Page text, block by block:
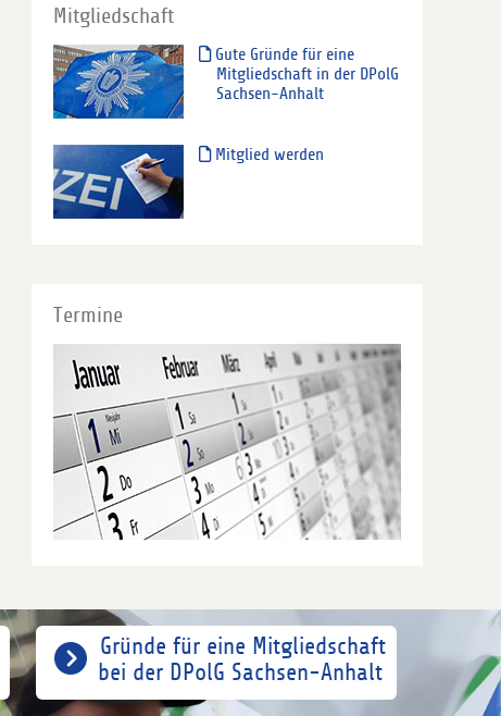
Mitgliedschaft
Gute Gründe für eine
Mitgliedschaft in der DPolG
Sachsen-Anhalt
Mitglied werden
Termine
Gründe für eine Mitgliedschaft
bei der DPolG Sachsen-Anhalt